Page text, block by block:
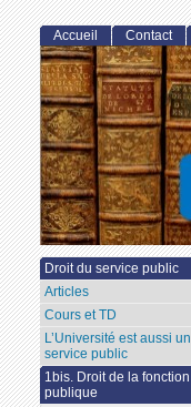
Accueil Contact
Droit du service public
Articles
Cours et TD
L’Université est aussi un
service public
1bis. Droit de la fonction
publique